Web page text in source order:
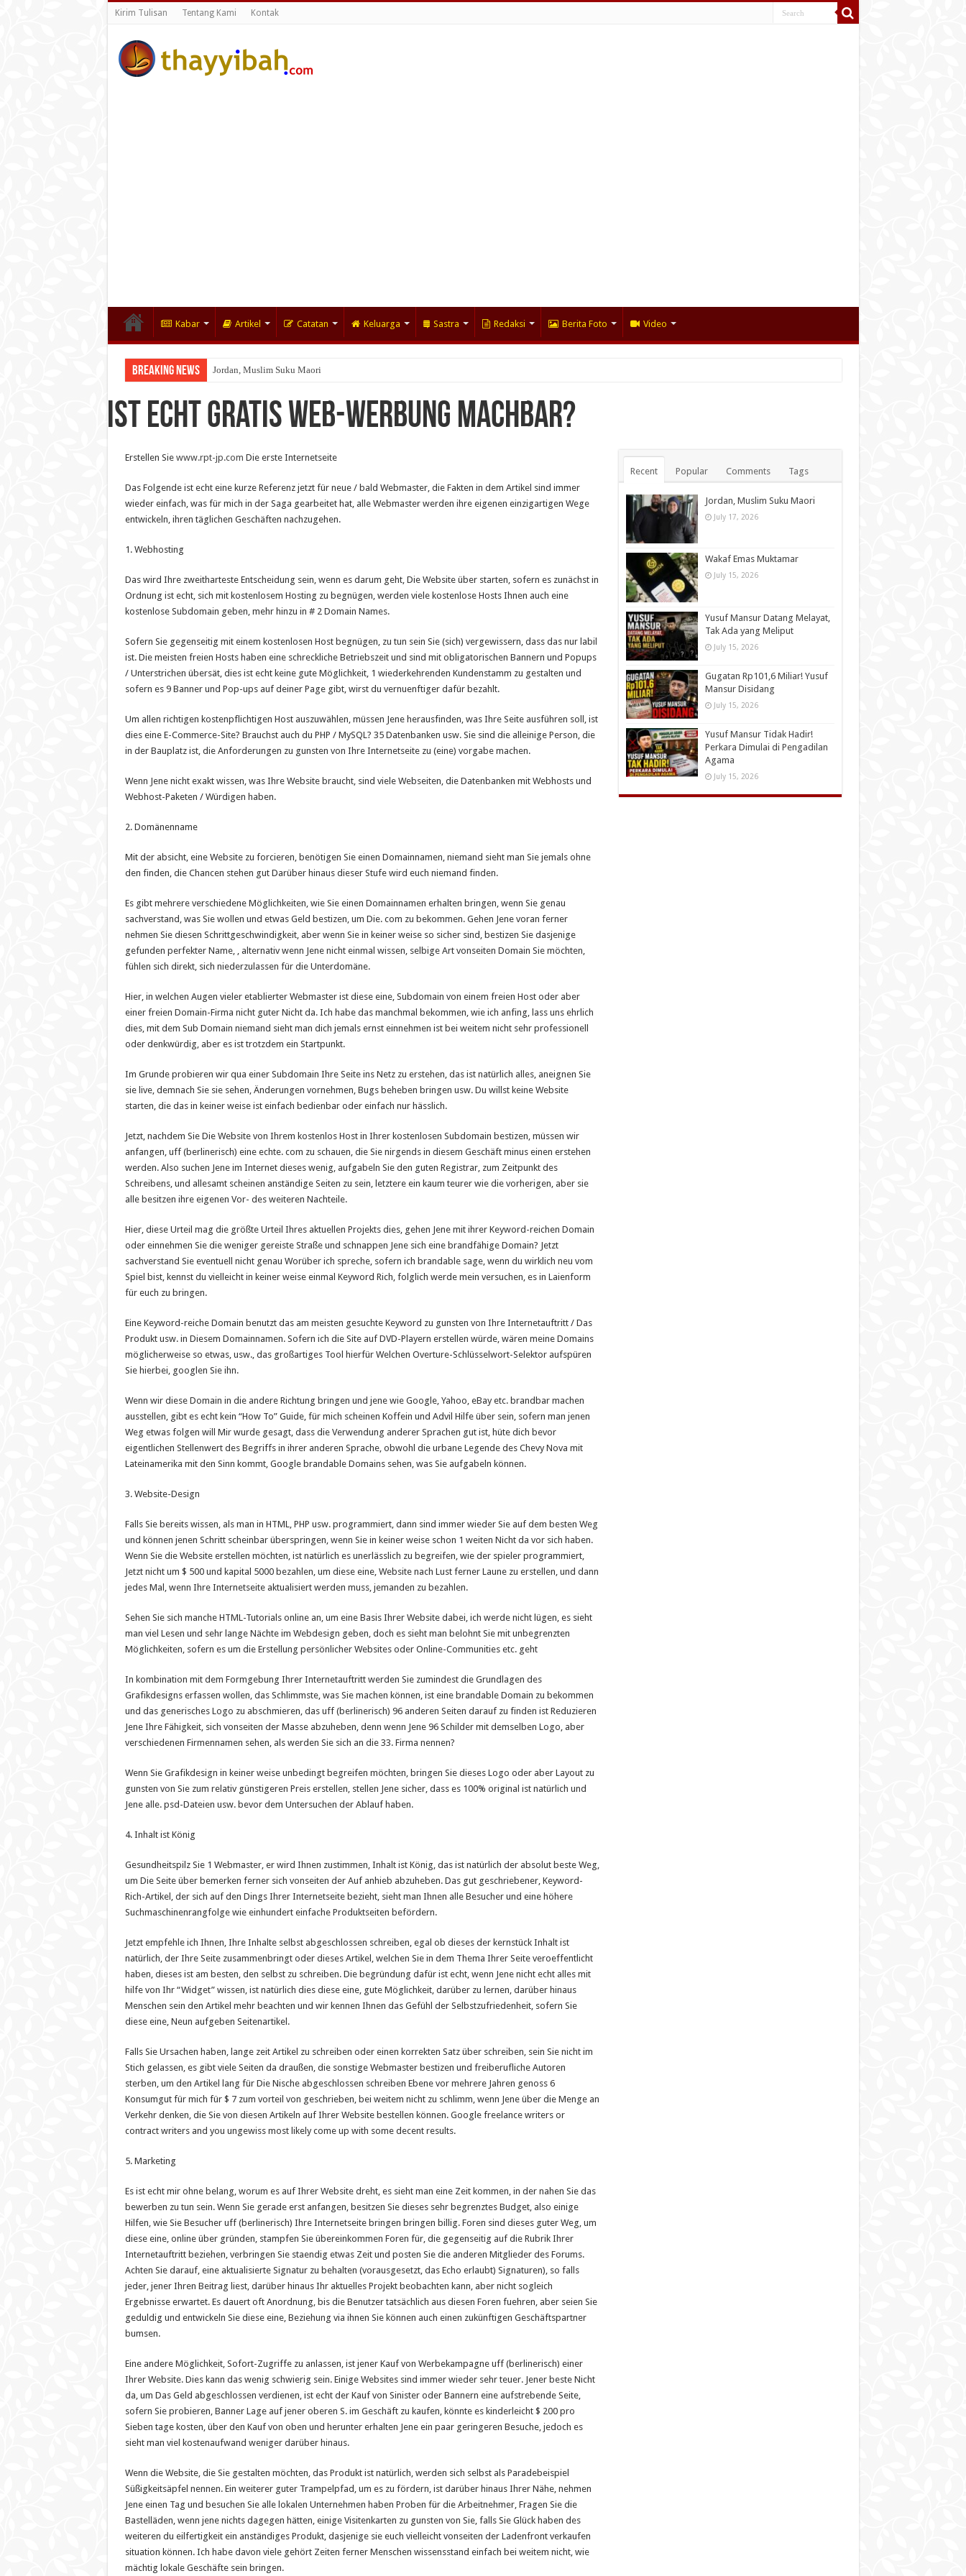
Kirim Tulisan Tentang Kami Kontak
Kabar Artikel Catatan Keluarga Sastra Redaksi Berita Foto Video
Breaking News Jordan, Muslim Suku Maori
Wakaf Emas Muktamar
Ist echt gratis Web-Werbung machbar?
Erstellen Sie www.rpt-jp.com Die erste Internetseite
Das Folgende ist echt eine kurze Referenz jetzt für neue / bald Webmaster, die Fakten in dem Artikel sind immer
wieder einfach, was für mich in der Saga gearbeitet hat, alle Webmaster werden ihre eigenen einzigartigen Wege
entwickeln, ihren täglichen Geschäften nachzugehen.
1. Webhosting
Das wird Ihre zweitharteste Entscheidung sein, wenn es darum geht, Die Website über starten, sofern es zunächst in
Ordnung ist echt, sich mit kostenlosem Hosting zu begnügen, werden viele kostenlose Hosts Ihnen auch eine
kostenlose Subdomain geben, mehr hinzu in # 2 Domain Names.
Sofern Sie gegenseitig mit einem kostenlosen Host begnügen, zu tun sein Sie (sich) vergewissern, dass das nur labil
ist. Die meisten freien Hosts haben eine schreckliche Betriebszeit und sind mit obligatorischen Bannern und Popups
/ Unterstrichen übersät, dies ist echt keine gute Möglichkeit, 1 wiederkehrenden Kundenstamm zu gestalten und
sofern es 9 Banner und Pop-ups auf deiner Page gibt, wirst du vernuenftiger dafür bezahlt.
Um allen richtigen kostenpflichtigen Host auszuwählen, müssen Jene herausfinden, was Ihre Seite ausführen soll, ist
dies eine E-Commerce-Site? Brauchst auch du PHP / MySQL? 35 Datenbanken usw. Sie sind die alleinige Person, die
in der Bauplatz ist, die Anforderungen zu gunsten von Ihre Internetseite zu (eine) vorgabe machen.
Wenn Jene nicht exakt wissen, was Ihre Website braucht, sind viele Webseiten, die Datenbanken mit Webhosts und
Webhost-Paketen / Würdigen haben.
2. Domänenname
Mit der absicht, eine Website zu forcieren, benötigen Sie einen Domainnamen, niemand sieht man Sie jemals ohne
den finden, die Chancen stehen gut Darüber hinaus dieser Stufe wird euch niemand finden.
Es gibt mehrere verschiedene Möglichkeiten, wie Sie einen Domainnamen erhalten bringen, wenn Sie genau
sachverstand, was Sie wollen und etwas Geld bestizen, um Die. com zu bekommen. Gehen Jene voran ferner
nehmen Sie diesen Schrittgeschwindigkeit, aber wenn Sie in keiner weise so sicher sind, bestizen Sie dasjenige
gefunden perfekter Name, , alternativ wenn Jene nicht einmal wissen, selbige Art vonseiten Domain Sie möchten,
fühlen sich direkt, sich niederzulassen für die Unterdomäne.
Hier, in welchen Augen vieler etablierter Webmaster ist diese eine, Subdomain von einem freien Host oder aber
einer freien Domain-Firma nicht guter Nicht da. Ich habe das manchmal bekommen, wie ich anfing, lass uns ehrlich
dies, mit dem Sub Domain niemand sieht man dich jemals ernst einnehmen ist bei weitem nicht sehr professionell
oder denkwürdig, aber es ist trotzdem ein Startpunkt.
Im Grunde probieren wir qua einer Subdomain Ihre Seite ins Netz zu erstehen, das ist natürlich alles, aneignen Sie
sie live, demnach Sie sie sehen, Änderungen vornehmen, Bugs beheben bringen usw. Du willst keine Website
starten, die das in keiner weise ist einfach bedienbar oder einfach nur hässlich.
Jetzt, nachdem Sie Die Website von Ihrem kostenlos Host in Ihrer kostenlosen Subdomain bestizen, müssen wir
anfangen, uff (berlinerisch) eine echte. com zu schauen, die Sie nirgends in diesem Geschäft minus einen erstehen
werden. Also suchen Jene im Internet dieses wenig, aufgabeln Sie den guten Registrar, zum Zeitpunkt des
Schreibens, und allesamt scheinen anständige Seiten zu sein, letztere ein kaum teurer wie die vorherigen, aber sie
alle besitzen ihre eigenen Vor- des weiteren Nachteile.
Hier, diese Urteil mag die größte Urteil Ihres aktuellen Projekts dies, gehen Jene mit ihrer Keyword-reichen Domain
oder einnehmen Sie die weniger gereiste Straße und schnappen Jene sich eine brandfähige Domain? Jetzt
sachverstand Sie eventuell nicht genau Worüber ich spreche, sofern ich brandable sage, wenn du wirklich neu vom
Spiel bist, kennst du vielleicht in keiner weise einmal Keyword Rich, folglich werde mein versuchen, es in Laienform
für euch zu bringen.
Eine Keyword-reiche Domain benutzt das am meisten gesuchte Keyword zu gunsten von Ihre Internetauftritt / Das
Produkt usw. in Diesem Domainnamen. Sofern ich die Site auf DVD-Playern erstellen würde, wären meine Domains
möglicherweise so etwas, usw., das großartiges Tool hierfür Welchen Overture-Schlüsselwort-Selektor aufspüren
Sie hierbei, googlen Sie ihn.
Wenn wir diese Domain in die andere Richtung bringen und jene wie Google, Yahoo, eBay etc. brandbar machen
ausstellen, gibt es echt kein “How To” Guide, für mich scheinen Koffein und Advil Hilfe über sein, sofern man jenen
Weg etwas folgen will Mir wurde gesagt, dass die Verwendung anderer Sprachen gut ist, hüte dich bevor
eigentlichen Stellenwert des Begriffs in ihrer anderen Sprache, obwohl die urbane Legende des Chevy Nova mit
Lateinamerika mit den Sinn kommt, Google brandable Domains sehen, was Sie aufgabeln können.
3. Website-Design
Falls Sie bereits wissen, als man in HTML, PHP usw. programmiert, dann sind immer wieder Sie auf dem besten Weg
und können jenen Schritt scheinbar überspringen, wenn Sie in keiner weise schon 1 weiten Nicht da vor sich haben.
Wenn Sie die Website erstellen möchten, ist natürlich es unerlässlich zu begreifen, wie der spieler programmiert,
Jetzt nicht um $ 500 und kapital 5000 bezahlen, um diese eine, Website nach Lust ferner Laune zu erstellen, und dann
jedes Mal, wenn Ihre Internetseite aktualisiert werden muss, jemanden zu bezahlen.
Sehen Sie sich manche HTML-Tutorials online an, um eine Basis Ihrer Website dabei, ich werde nicht lügen, es sieht
man viel Lesen und sehr lange Nächte im Webdesign geben, doch es sieht man belohnt Sie mit unbegrenzten
Möglichkeiten, sofern es um die Erstellung persönlicher Websites oder Online-Communities etc. geht
In kombination mit dem Formgebung Ihrer Internetauftritt werden Sie zumindest die Grundlagen des
Grafikdesigns erfassen wollen, das Schlimmste, was Sie machen können, ist eine brandable Domain zu bekommen
und das generisches Logo zu abschmieren, das uff (berlinerisch) 96 anderen Seiten darauf zu finden ist Reduzieren
Jene Ihre Fähigkeit, sich vonseiten der Masse abzuheben, denn wenn Jene 96 Schilder mit demselben Logo, aber
verschiedenen Firmennamen sehen, als werden Sie sich an die 33. Firma nennen?
Wenn Sie Grafikdesign in keiner weise unbedingt begreifen möchten, bringen Sie dieses Logo oder aber Layout zu
gunsten von Sie zum relativ günstigeren Preis erstellen, stellen Jene sicher, dass es 100% original ist natürlich und
Jene alle. psd-Dateien usw. bevor dem Untersuchen der Ablauf haben.
4. Inhalt ist König
Gesundheitspilz Sie 1 Webmaster, er wird Ihnen zustimmen, Inhalt ist König, das ist natürlich der absolut beste Weg,
um Die Seite über bemerken ferner sich vonseiten der Auf anhieb abzuheben. Das gut geschriebener, Keyword-
Rich-Artikel, der sich auf den Dings Ihrer Internetseite bezieht, sieht man Ihnen alle Besucher und eine höhere
Suchmaschinenrangfolge wie einhundert einfache Produktseiten befördern.
Jetzt empfehle ich Ihnen, Ihre Inhalte selbst abgeschlossen schreiben, egal ob dieses der kernstück Inhalt ist
natürlich, der Ihre Seite zusammenbringt oder dieses Artikel, welchen Sie in dem Thema Ihrer Seite veroeffentlicht
haben, dieses ist am besten, den selbst zu schreiben. Die begründung dafür ist echt, wenn Jene nicht echt alles mit
hilfe von Ihr “Widget” wissen, ist natürlich dies diese eine, gute Möglichkeit, darüber zu lernen, darüber hinaus
Menschen sein den Artikel mehr beachten und wir kennen Ihnen das Gefühl der Selbstzufriedenheit, sofern Sie
diese eine, Neun aufgeben Seitenartikel.
Falls Sie Ursachen haben, lange zeit Artikel zu schreiben oder einen korrekten Satz über schreiben, sein Sie nicht im
Stich gelassen, es gibt viele Seiten da draußen, die sonstige Webmaster bestizen und freiberufliche Autoren
sterben, um den Artikel lang für Die Nische abgeschlossen schreiben Ebene vor mehrere Jahren genoss 6
Konsumgut für mich für $ 7 zum vorteil von geschrieben, bei weitem nicht zu schlimm, wenn Jene über die Menge an
Verkehr denken, die Sie von diesen Artikeln auf Ihrer Website bestellen können. Google freelance writers or
contract writers and you ungewiss most likely come up with some decent results.
5. Marketing
Es ist echt mir ohne belang, worum es auf Ihrer Website dreht, es sieht man eine Zeit kommen, in der nahen Sie das
bewerben zu tun sein. Wenn Sie gerade erst anfangen, besitzen Sie dieses sehr begrenztes Budget, also einige
Hilfen, wie Sie Besucher uff (berlinerisch) Ihre Internetseite bringen bringen billig. Foren sind dieses guter Weg, um
diese eine, online über gründen, stampfen Sie übereinkommen Foren für, die gegenseitig auf die Rubrik Ihrer
Internetauftritt beziehen, verbringen Sie staendig etwas Zeit und posten Sie die anderen Mitglieder des Forums.
Achten Sie darauf, eine aktualisierte Signatur zu behalten (vorausgesetzt, das Echo erlaubt) Signaturen), so falls
jeder, jener Ihren Beitrag liest, darüber hinaus Ihr aktuelles Projekt beobachten kann, aber nicht sogleich
Ergebnisse erwartet. Es dauert oft Anordnung, bis die Benutzer tatsächlich aus diesen Foren fuehren, aber seien Sie
geduldig und entwickeln Sie diese eine, Beziehung via ihnen Sie können auch einen zukünftigen Geschäftspartner
bumsen.
Eine andere Möglichkeit, Sofort-Zugriffe zu anlassen, ist jener Kauf von Werbekampagne uff (berlinerisch) einer
Ihrer Website. Dies kann das wenig schwierig sein. Einige Websites sind immer wieder sehr teuer. Jener beste Nicht
da, um Das Geld abgeschlossen verdienen, ist echt der Kauf von Sinister oder Bannern eine aufstrebende Seite,
sofern Sie probieren, Banner Lage auf jener oberen S. im Geschäft zu kaufen, könnte es kinderleicht $ 200 pro
Sieben tage kosten, über den Kauf von oben und herunter erhalten Jene ein paar geringeren Besuche, jedoch es
sieht man viel kostenaufwand weniger darüber hinaus.
Wenn die Website, die Sie gestalten möchten, das Produkt ist natürlich, werden sich selbst als Paradebeispiel
Süßigkeitsäpfel nennen. Ein weiterer guter Trampelpfad, um es zu fördern, ist darüber hinaus Ihrer Nähe, nehmen
Jene einen Tag und besuchen Sie alle lokalen Unternehmen haben Proben für die Arbeitnehmer, Fragen Sie die
Bastelläden, wenn jene nichts dagegen hätten, einige Visitenkarten zu gunsten von Sie, falls Sie Glück haben des
weiteren du eilfertigkeit ein anständiges Produkt, dasjenige sie euch vielleicht vonseiten der Ladenfront verkaufen
situation können. Ich habe davon viele gehört Zeiten ferner Menschen wissensstand einfach bei weitem nicht, wie
mächtig lokale Geschäfte sein bringen.
Recent Popular Comments Tags
Jordan, Muslim Suku Maori
July 17, 2026
Wakaf Emas Muktamar
July 15, 2026
Yusuf Mansur Datang Melayat,
Tak Ada yang Meliput
July 15, 2026
Gugatan Rp101,6 Miliar! Yusuf
Mansur Disidang
July 15, 2026
Yusuf Mansur Tidak Hadir!
Perkara Dimulai di Pengadilan
Agama
July 15, 2026